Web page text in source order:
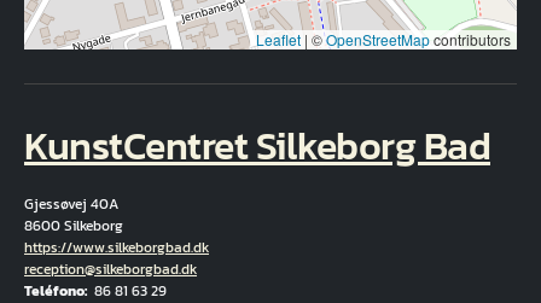
Leaflet | ©OpenStreetMapcontributors
KunstCentret Silkeborg Bad
Gjessøvej 40A
8600 Silkeborg
Hjemmeside
https://www.silkeborgbad.dk
Correo electrónico
reception@silkeborgbad.dk
Teléfono 86 81 63 29